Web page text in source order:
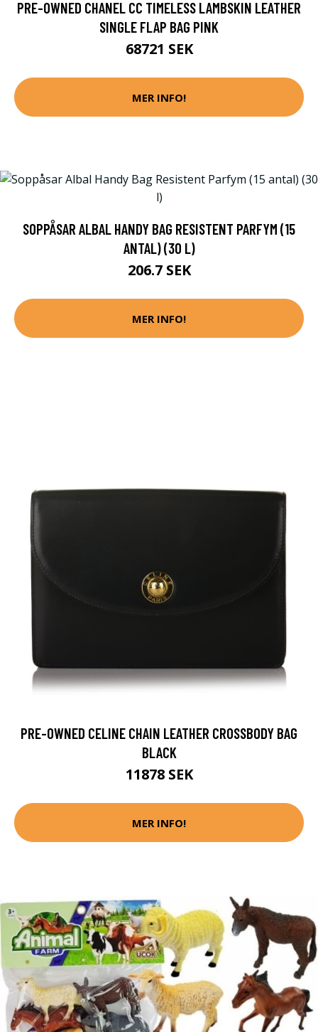
PRE-OWNED CHANEL CC TIMELESS LAMBSKIN LEATHER
SINGLE FLAP BAG PINK
68721 SEK
MER INFO!
SOPPÅSAR ALBAL HANDY BAG RESISTENT PARFYM (15
ANTAL) (30 L)
206.7 SEK
MER INFO!
PRE-OWNED CELINE CHAIN LEATHER CROSSBODY BAG
BLACK
11878 SEK
MER INFO!